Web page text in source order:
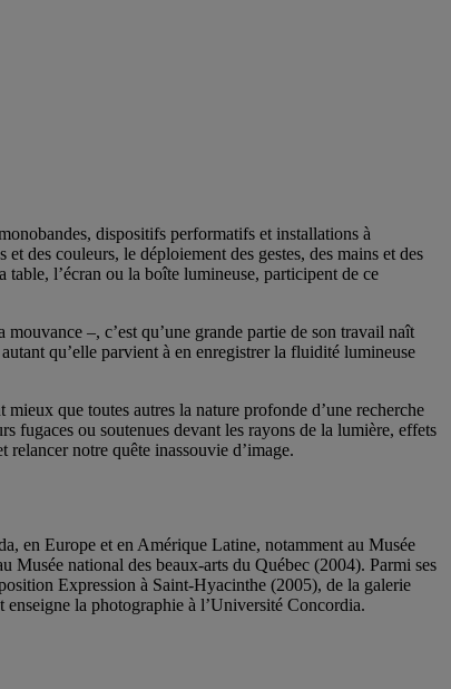
dispositifs performatifs et installations à
des couleurs, le déploiement des gestes, des mains et des
l’écran ou la boîte lumineuse, participent de ce
–, c’est qu’une grande partie de son travail naît
qu’elle parvient à en enregistrer la fluidité lumineuse
que toutes autres la nature profonde d’une recherche
fugaces ou soutenues devant les rayons de la lumière, effets
notre quête inassouvie d’image.
en Europe et en Amérique Latine, notamment au Musée
national des beaux-arts du Québec (2004). Parmi ses
Expression à Saint-Hyacinthe (2005), de la galerie
la photographie à l’Université Concordia.